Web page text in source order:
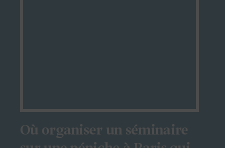
Où organiser un séminaire